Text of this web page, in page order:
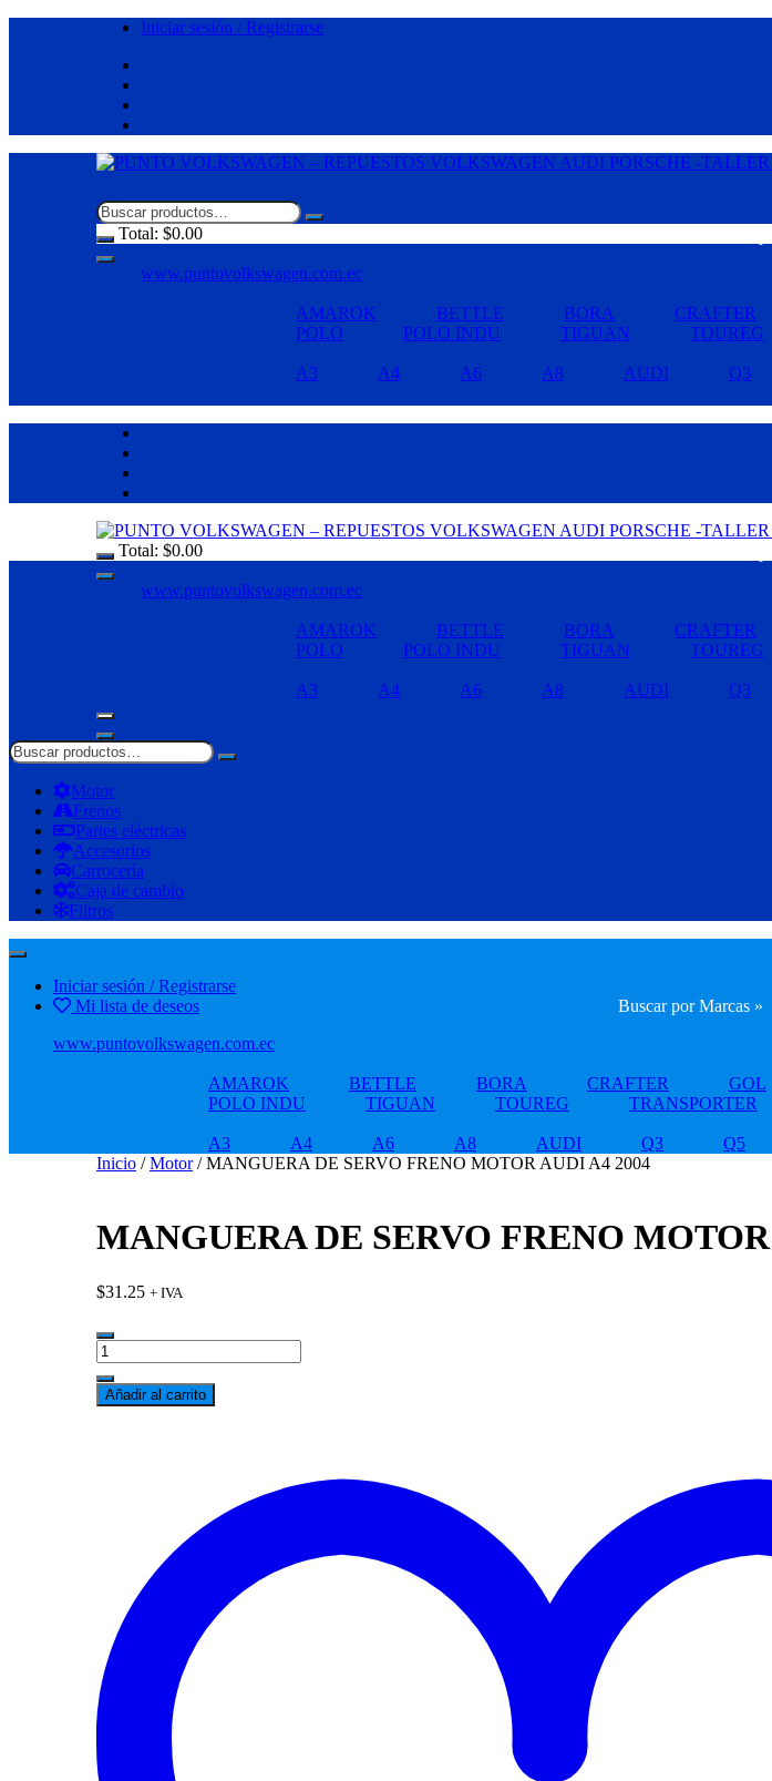
Iniciar sesión / Registrarse
Total: $0.00
www.puntovolkswagen.com.ec
AMAROK BETTLE BORA CRAFTER
POLO
POLO INDU TIGUAN TOUREG
A3 A4 A6 A8 AUDI Q3
Total: $0.00
www.puntovolkswagen.com.ec
AMAROK BETTLE BORA CRAFTER
POLO
POLO INDU TIGUAN TOUREG
A3 A4 A6 A8 AUDI Q3
Motor
Frenos
Partes eléctricas
Accesorios
Carrocería
Caja de cambio
Filtros
Iniciar sesión / Registrarse
Mi lista de deseos
www.puntovolkswagen.com.ec
Buscar por Marcas »
AMAROK BETTLE BORA CRAFTER GOL
POLO INDU
TIGUAN TOUREG TRANSPORTER
A3 A4 A6 A8 AUDI Q3 Q5
Inicio /Motor/ MANGUERA DE SERVO FRENO MOTOR AUDI A4 2004
MANGUERA DE SERVO FRENO
$31.25 + IVA
MANGUERA
DE
SERVO
FRENO
Añadir al carrito